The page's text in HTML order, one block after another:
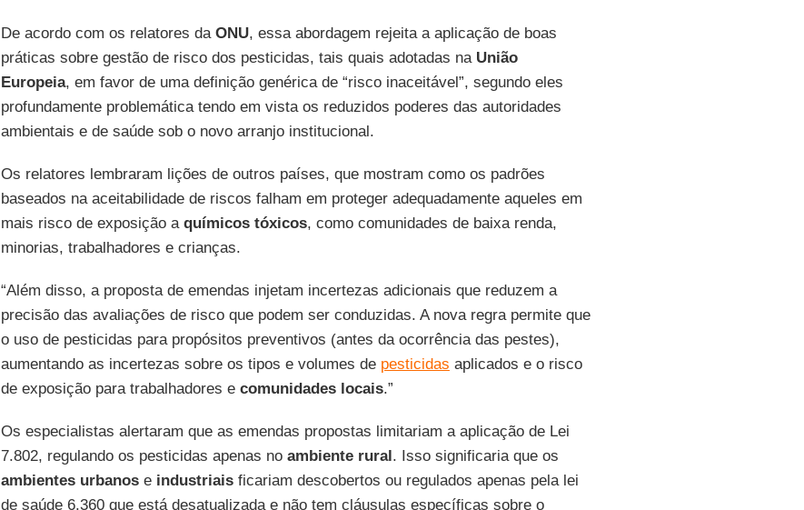
De acordo com os relatores da ONU, essa abordagem rejeita a aplicação de boas
práticas sobre gestão de risco dos pesticidas, tais quais adotadas na União
Europeia, em favor de uma definição genérica de “risco inaceitável”, segundo eles
profundamente problemática tendo em vista os reduzidos poderes das autoridades
ambientais e de saúde sob o novo arranjo institucional.
Os relatores lembraram lições de outros países, que mostram como os padrões
baseados na aceitabilidade de riscos falham em proteger adequadamente aqueles em
mais risco de exposição aquímicos tóxicos, como comunidades de baixa renda,
minorias, trabalhadores e crianças.
“Além disso, a proposta de emendas injetam incertezas adicionais que reduzem a
precisão das avaliações de risco que podem ser conduzidas. A nova regra permite que
o uso de pesticidas para propósitos preventivos (antes da ocorrência das pestes),
aumentando as incertezas sobre os tipos e volumes de pesticidas aplicados e o risco
de exposição para trabalhadores e comunidades locais.”
Os especialistas alertaram que as emendas propostas limitariam a aplicação de Lei
7.802, regulando os pesticidas apenas no ambiente rural. Isso significaria que os
ambientes urbanos eindustriaisficariam descobertos ou regulados apenas pela lei
de saúde 6.360 que está desatualizada e não tem cláusulas específicas sobre o